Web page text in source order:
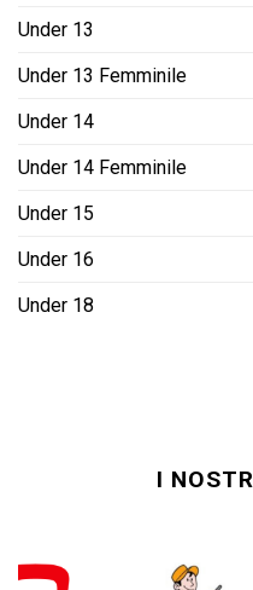
Under 13
Under 13 Femminile
Under 14
Under 14 Femminile
Under 15
Under 16
Under 18
I